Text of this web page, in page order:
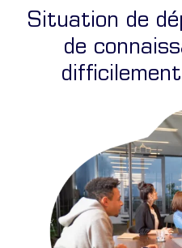
Situation de
de